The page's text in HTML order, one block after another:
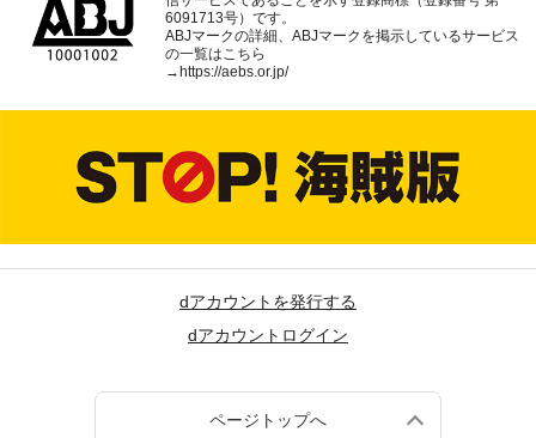
6091713号）です。
ABJマークの詳細、ABJマークを掲示しているサービス
の一覧はこちら
→ https://aebs.or.jp/
dアカウントを発行する
dアカウントログイン
ページトップへ